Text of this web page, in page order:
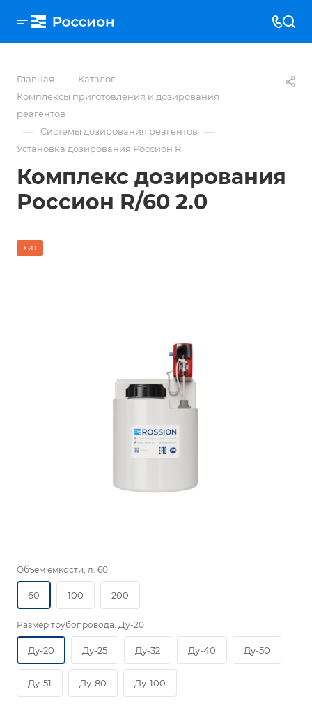
Главная — Каталог —
Комплексы приготовления и дозирования
реагентов
— Системы дозирования реагентов —
Установка дозирования Россион R
Комплекс дозирования
Россион R/60 2.0
ХИТ
Объем емкости, л: 60
60 100 200
Размер трубопровода: Ду-20
Ду-20 Ду-25 Ду-32 Ду-40 Ду-50
Ду-51 Ду-80 Ду-100